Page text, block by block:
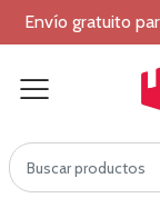
Envío gratuito